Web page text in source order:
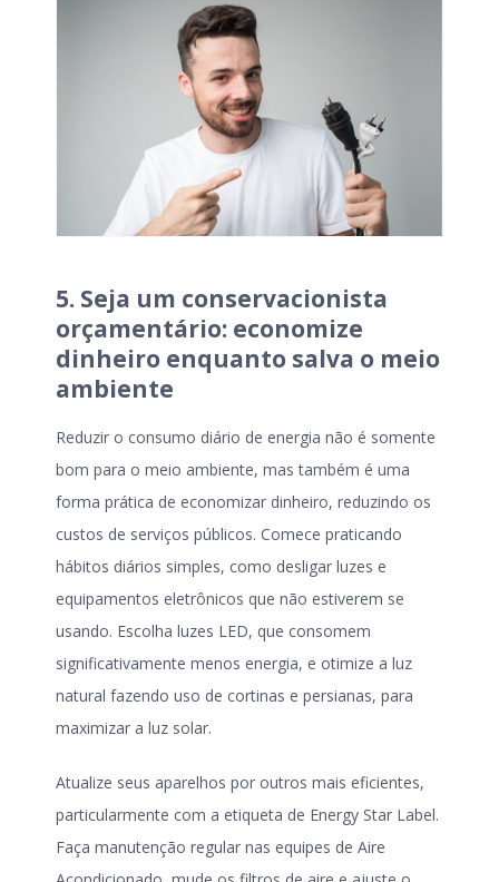
5. Seja um conservacionista
orçamentário: economize
dinheiro enquanto salva o meio
ambiente
Reduzir o consumo diário de energia não é somente
bom para o meio ambiente, mas também é uma
forma prática de economizar dinheiro, reduzindo os
custos de serviços públicos. Comece praticando
hábitos diários simples, como desligar luzes e
equipamentos eletrônicos que não estiverem se
usando. Escolha luzes LED, que consomem
significativamente menos energia, e otimize a luz
natural fazendo uso de cortinas e persianas, para
maximizar a luz solar.
Atualize seus aparelhos por outros mais eficientes,
particularmente com a etiqueta de Energy Star Label.
Faça manutenção regular nas equipes de Aire